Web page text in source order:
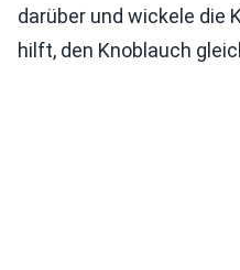
darüber und wickele die
hilft, den Knoblauch